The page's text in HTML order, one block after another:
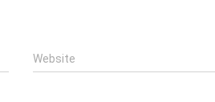
Website